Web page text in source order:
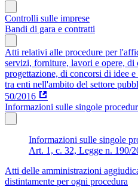
Controlli sulle imprese
Bandi di gara e contratti
Atti relativi alle procedure per
servizi, forniture, lavori e opere,
progettazione, di concorsi di idee
tra enti nell'ambito del settore
50/2016
Informazioni sulle singole
Informazioni sulle singole
Art. 1, c. 32, Legge n. 190/
Atti delle amministrazioni
distintamente per ogni procedura